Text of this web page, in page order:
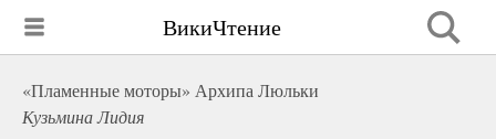
ВикиЧтение
«Пламенные моторы» Архипа Люльки
Кузьмина Лидия